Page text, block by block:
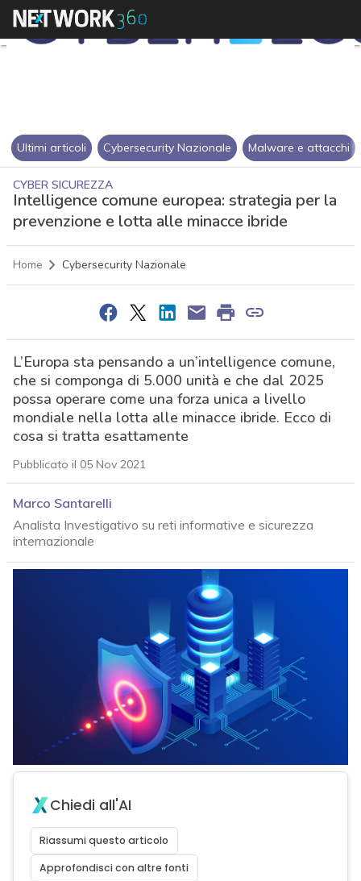
Ultimi articoli Cybersecurity Nazionale Malware e attacchi
CYBER SICUREZZA
Intelligence comune europea: strategia per la
prevenzione e lotta alle minacce ibride
Home Cybersecurity Nazionale
L’Europa sta pensando a un’intelligence comune,
che si componga di 5.000 unità e che dal 2025
possa operare come una forza unica a livello
mondiale nella lotta alle minacce ibride. Ecco di
cosa si tratta esattamente
Pubblicato il 05 Nov 2021
Marco Santarelli
Analista Investigativo su reti informative e sicurezza
internazionale
Chiedi all'AI
Riassumi questo articolo
Approfondisci con altre fonti